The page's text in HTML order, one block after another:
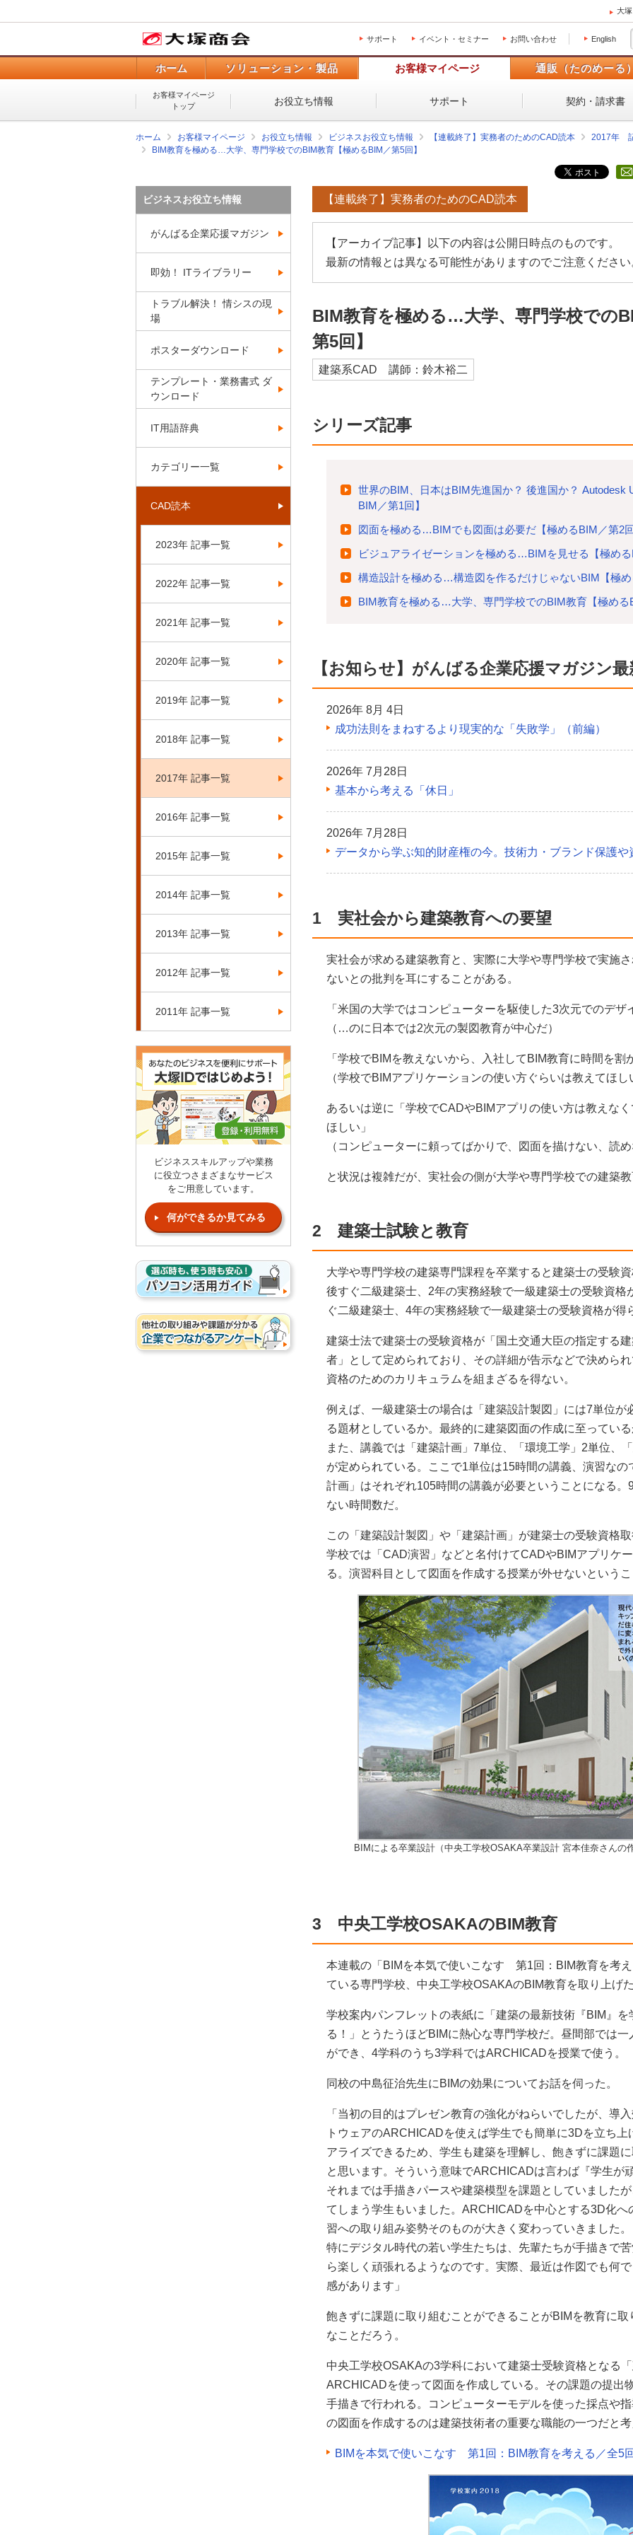
大
サポート イベント・セミナー お問い合わせ English
ホーム ソリューション・製品 お客様マイページ 通販（たのめーる
お客様マイページ
トップ
お役立ち情報 サポート 契約・請求書
ホーム お客様マイページ お役立ち情報 ビジネスお役立ち情報 【連載終了】実務者のためのCAD読本
2017年
BIM教育を極める…大学、専門学校でのBIM教育【極めるBIM／第5回】
【連載終了】実務者のためのCAD読本
【アーカイブ記事】以下の内容は公開日時点のものです。
最新の情報とは異なる可能性がありますのでご注意ください
BIM教育を極める…大学、専門学校での
第5回】
建築系CAD 講師：鈴木裕二
シリーズ記事
世界のBIM、日本はBIM先進国か？ 後進国か？ Autodesk
BIM／第1回】
図面を極める…BIMでも図面は必要だ【極めるBIM／第2
ビジュアライゼーションを極める…BIMを見せる【極め
構造設計を極める…構造図を作るだけじゃないBIM【極
BIM教育を極める…大学、専門学校でのBIM教育【極める
【お知らせ】がんばる企業応援マガジン
2026年 8月 4日
成功法則をまねするより現実的な「失敗学」（前編）
2026年 7月28日
基本から考える「休日」
2026年 7月28日
データから学ぶ知的財産権の今。技術力・ブランド保護や
1 実社会から建築教育への要望
実社会が求める建築教育と、実際に大学や専門学校で実施
ないとの批判を耳にすることがある。
「米国の大学ではコンピューターを駆使した3次元でのデ
（…のに日本では2次元の製図教育が中心だ）
「学校でBIMを教えないから、入社してBIM教育に時間を割
（学校でBIMアプリケーションの使い方ぐらいは教えてほし
あるいは逆に「学校でCADやBIMアプリの使い方は教えな
ほしい」
（コンピューターに頼ってばかりで、図面を描けない、読
と状況は複雑だが、実社会の側が大学や専門学校での建築
2 建築士試験と教育
大学や専門学校の建築専門課程を卒業すると建築士の受験
後すぐ二級建築士、2年の実務経験で一級建築士の受験資格
ぐ二級建築士、4年の実務経験で一級建築士の受験資格が得
建築士法で建築士の受験資格が「国土交通大臣の指定する
者」として定められており、その詳細が告示などで決めら
資格のためのカリキュラムを組まざるを得ない。
例えば、一級建築士の場合は「建築設計製図」には7単位が
る題材としているか。最終的に建築図面の作成に至ってい
また、講義では「建築計画」7単位、「環境工学」2単位、
が定められている。ここで1単位は15時間の講義、演習な
計画」はそれぞれ105時間の講義が必要ということになる
ない時間数だ。
この「建築設計製図」や「建築計画」が建築士の受験資格
学校では「CAD演習」などと名付けてCADやBIMアプリケ
る。演習科目として図面を作成する授業が外せないという
BIMによる卒業設計（中央工学校OSAKA卒業設計 宮本佳奈さんの
3 中央工学校OSAKAのBIM教育
本連載の「BIMを本気で使いこなす 第1回：BIM教育を考
ている専門学校、中央工学校OSAKAのBIM教育を取り上げ
学校案内パンフレットの表紙に「建築の最新技術『BIM』
る！」とうたうほどBIMに熱心な専門学校だ。昼間部では
ができ、4学科のうち3学科ではARCHICADを授業で使う。
同校の中島征治先生にBIMの効果についてお話を伺った。
「当初の目的はプレゼン教育の強化がねらいでしたが、導
トウェアのARCHICADを使えば学生でも簡単に3Dを立ち
アライズできるため、学生も建築を理解し、飽きずに課題
と思います。そういう意味でARCHICADは言わば『学生が
それまでは手描きパースや建築模型を課題としていました
てしまう学生もいました。ARCHICADを中心とする3D化
習への取り組み姿勢そのものが大きく変わっていきました。
特にデジタル時代の若い学生たちは、先輩たちが手描きで
ら楽しく頑張れるようなのです。実際、最近は作図でも何
感があります」
飽きずに課題に取り組むことができることがBIMを教育に
なことだろう。
中央工学校OSAKAの3学科において建築士受験資格となる
ARCHICADを使って図面を作成している。その課題の提出
手描きで行われる。コンピューターモデルを使った採点や
の図面を作成するのは建築技術者の重要な職能の一つだと
BIMを本気で使いこなす 第1回：BIM教育を考える／全5
ビジネスお役立ち情報
がんばる企業応援マガジン
即効！ ITライブラリー
トラブル解決！ 情シスの現
場
ポスターダウンロード
テンプレート・業務書式 ダ
ウンロード
IT用語辞典
カテゴリー一覧
CAD読本
2023年 記事一覧
2022年 記事一覧
2021年 記事一覧
2020年 記事一覧
2019年 記事一覧
2018年 記事一覧
2017年 記事一覧
2016年 記事一覧
2015年 記事一覧
2014年 記事一覧
2013年 記事一覧
2012年 記事一覧
2011年 記事一覧
ビジネススキルアップや業務
に役立つさまざまなサービス
をご用意しています。
何ができるか見てみる